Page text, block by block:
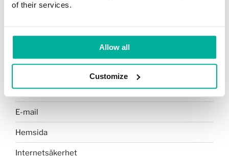
of their services.
Allow all
Customize
Affiliate Marketing
E-handel
E-mail
Hemsida
Internetsäkerhet